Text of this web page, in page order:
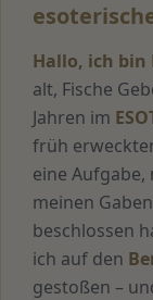
Hallo, ich bin
alt, Fische
Jahren im
früh
eine
meinen
beschlossen
ich auf den
gestoßen –